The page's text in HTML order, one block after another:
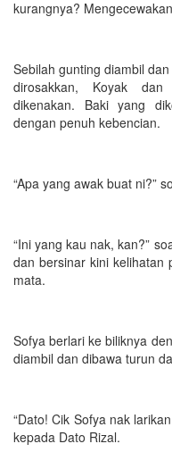
kurangnya?
Sebilah gunting diambil
dirosakkan, Koyak
dikenakan. Baki yang
dengan penuh kebencian.
“Apa yang awak buat ni?”
“Ini yang kau nak, kan?”
dan bersinar kini kelihatan
mata.
Sofya berlari ke biliknya
diambil dan dibawa turun
“Dato! Cik Sofya nak
kepada Dato Rizal.